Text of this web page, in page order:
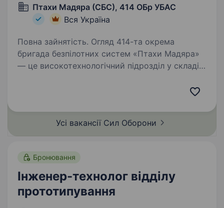
Птахи Мадяра (СБС), 414 ОБр УБАС
Вся Україна
Повна зайнятість. Огляд 414-та окрема
бригада безпілотних систем «Птахи Мадяра»
— це високотехнологічний підрозділ у складі
України, що спеціалізується на застосуванні
Усі вакансії Сил Оборони
Бронювання
Інженер-технолог відділу
прототипування